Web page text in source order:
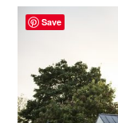
Save